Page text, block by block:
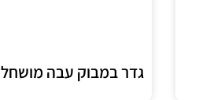
גדר במבוק עבה מושחל 30-35 מ"מ